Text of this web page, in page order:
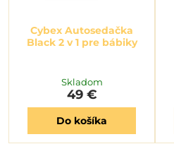
Cybex Autosedačka
Black 2 v 1 pre bábiky
Skladom
49 €
Do košíka